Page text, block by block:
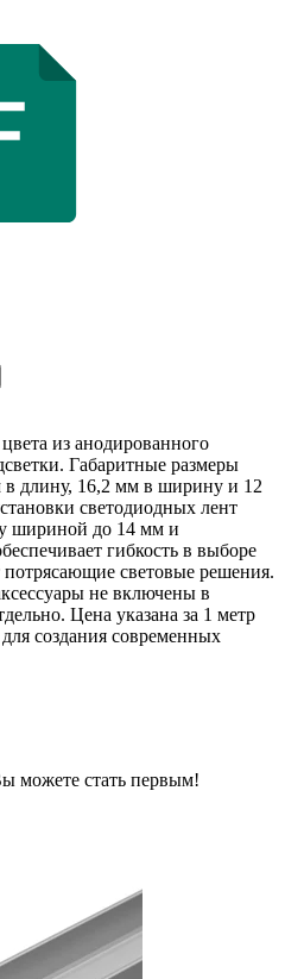
из анодированного
Габаритные размеры
в длину, 16,2 мм в ширину и 12
светодиодных лент
шириной до 14 мм и
гибкость в выборе
потрясающие световые решения.
не включены в
Цена указана за 1 метр
создания современных
можете стать первым!